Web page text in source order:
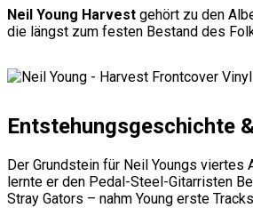
Neil Young Harvest gehört zu den
die längst zum festen Bestand des
Entstehungsgeschichte
Der Grundstein für Neil Youngs viertes
lernte er den Pedal-Steel-Gitarristen
Stray Gators – nahm Young erste